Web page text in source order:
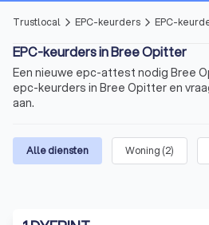
Trustlocal arrow_forward_ios EPC-keurders arrow_forward_ios EPC-
EPC-keurders in Bree Opitter
Een nieuwe epc-attest nodig Bree
epc-keurders in Bree Opitter en
aan.
Alle diensten Woning (2)